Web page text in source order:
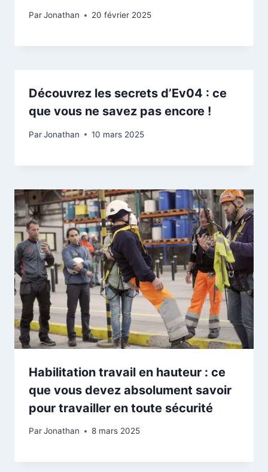
ParJonathan 20 février 2025
Découvrez les secrets d’Ev04 : ce
que vous ne savez pas encore !
ParJonathan 10 mars 2025
Habilitation travail en hauteur : ce
que vous devez absolument savoir
pour travailler en toute sécurité
ParJonathan 8 mars 2025